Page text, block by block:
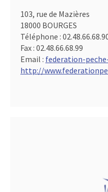
103, rue de Mazières
18000 BOURGES
Téléphone :
Fax : 02.48.66.68.99
Email : federation-
http://